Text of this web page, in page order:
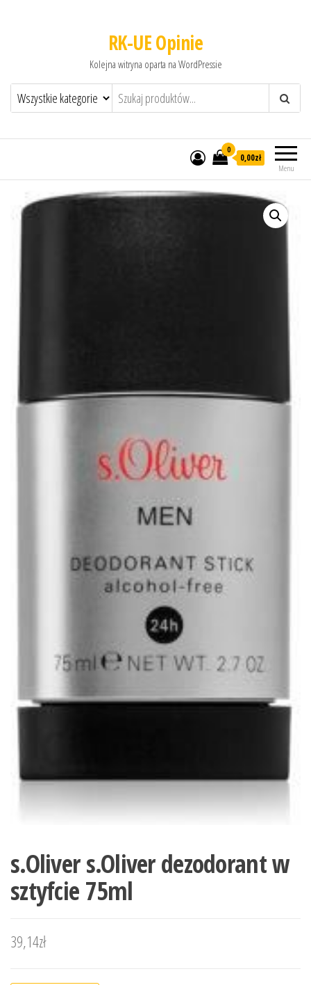
RK-UE Opinie
Kolejna witryna oparta na WordPressie
Menu
0
0,00zł
s.Oliver s.Oliver dezodorant w
sztyfcie 75ml
39,14zł